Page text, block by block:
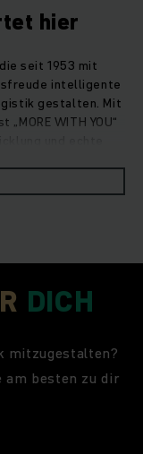
hier
seit 1953 mit
intelligente
gestalten. Mit
WITH YOU“
DICH
mitzugestalten?
besten zu dir